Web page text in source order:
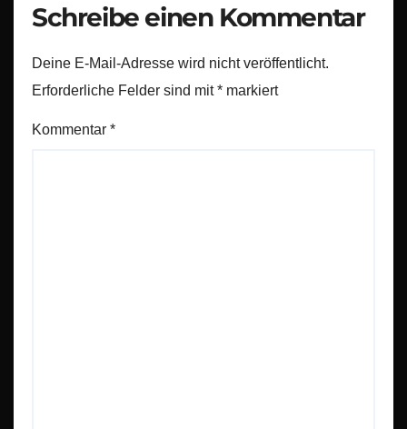
Schreibe einen Kommentar
Deine E-Mail-Adresse wird nicht veröffentlicht.
Erforderliche Felder sind mit* markiert
Kommentar *